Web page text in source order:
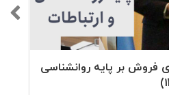
فروش بر پایه روانشناسی